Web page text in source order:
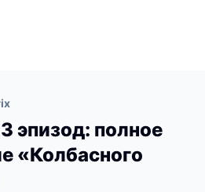
эпизод: полное
«Колбасного